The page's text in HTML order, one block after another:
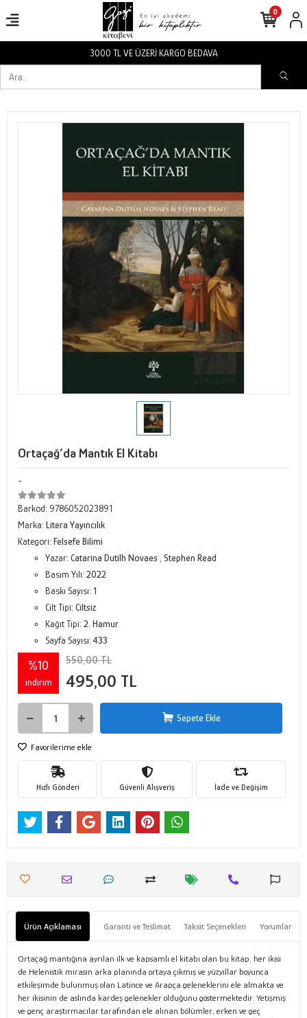
0
Ortaçağ’da Mantık El Kitabı
-
Barkod: 9786052023891
Marka: Litera Yayıncılık
Kategori: Felsefe Bilimi
Yazar: Catarina Dutilh Novaes Stephen Read
Basım Yılı: 2022
Baskı Sayısı: 1
Cilt Tipi: Ciltsiz
Kağıt Tipi: 2. Hamur
Sayfa Sayısı:433
%10
indirim
550,00 TL
495,00 TL
Sepete Ekle
Favorilerime ekle
Hızlı Gönderi Güvenli Alışveriş İade ve Değişim
Ürün Açıklaması Garanti ve Teslimat Taksit Seçenekleri Yorumlar
Ortaçağ mantığına ayrılan ilk ve kapsamlı el kitabı olan bu kitap, her ikisi
de Helenistik mirasın arka planında ortaya çıkmış ve yüzyıllar boyunca
etkileşimde bulunmuş olan Latince ve Arapça geleneklerini ele almakta ve
her ikisinin de aslında kardeş gelenekler olduğunu göstermektedir. Yetişmiş
ve genç araştırmacılar tarafından ele alınan bölümler, erken ve geç